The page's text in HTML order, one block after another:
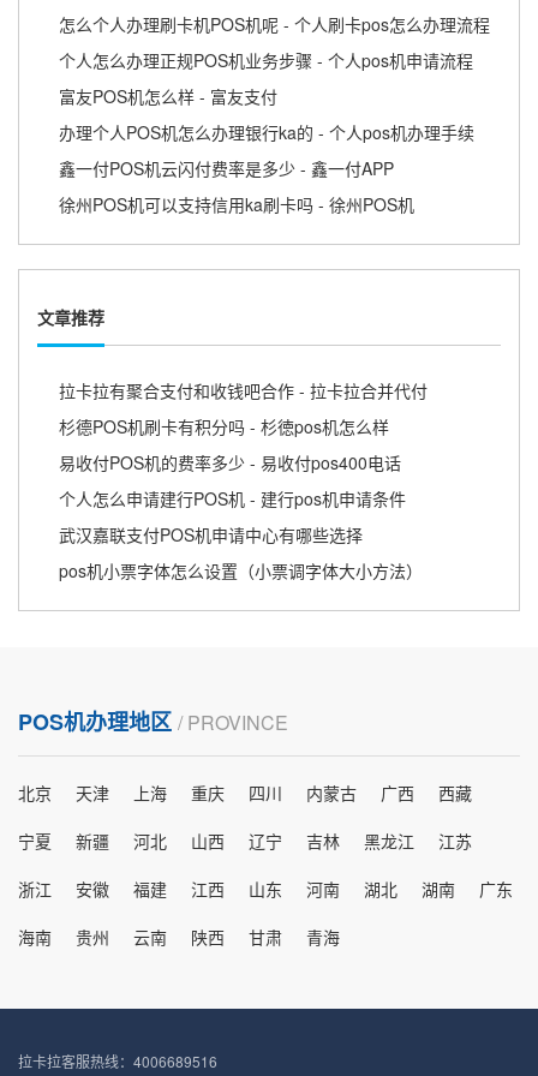
怎么个人办理刷卡机POS机呢 - 个人刷卡pos怎么办理流程
个人怎么办理正规POS机业务步骤 - 个人pos机申请流程
富友POS机怎么样 - 富友支付
办理个人POS机怎么办理银行ka的 - 个人pos机办理手续
鑫一付POS机云闪付费率是多少 - 鑫一付APP
徐州POS机可以支持信用ka刷卡吗 - 徐州POS机
文章推荐
拉卡拉有聚合支付和收钱吧合作 - 拉卡拉合并代付
杉德POS机刷卡有积分吗 - 杉徳pos机怎么样
易收付POS机的费率多少 - 易收付pos400电话
个人怎么申请建行POS机 - 建行pos机申请条件
武汉嘉联支付POS机申请中心有哪些选择
pos机小票字体怎么设置（小票调字体大小方法）
POS机办理地区 / PROVINCE
北京 天津 上海 重庆 四川 内蒙古 广西
西藏
宁夏
新疆 河北 山西 辽宁 吉林 黑龙江
江苏
浙江
安徽 福建 江西 山东 河南 湖北 湖南
广东
海南
贵州 云南 陕西 甘肃 青海
拉卡拉客服热线：4006689516